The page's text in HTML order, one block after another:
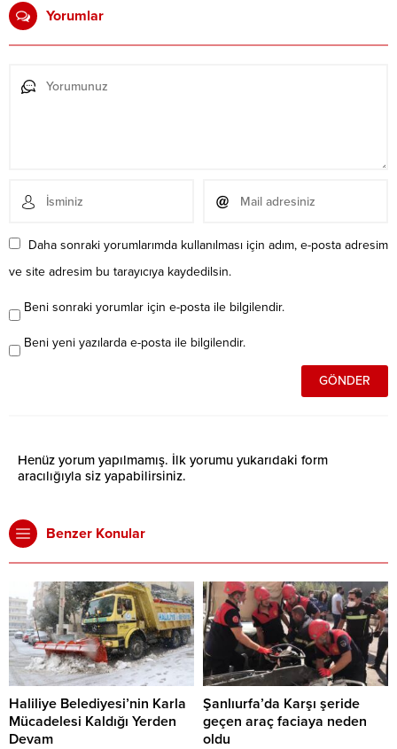
Yorumlar
Daha sonraki yorumlarımda kullanılması için adım, e-posta adresim
ve site adresim bu tarayıcıya kaydedilsin.
Beni sonraki yorumlar için e-posta ile bilgilendir.
Beni yeni yazılarda e-posta ile bilgilendir.
Henüz yorum yapılmamış. İlk yorumu yukarıdaki form
aracılığıyla siz yapabilirsiniz.
Benzer Konular
Haliliye Belediyesi’nin Karla
Mücadelesi Kaldığı Yerden
Devam
Şanlıurfa’da Karşı şeride
geçen araç faciaya neden
oldu